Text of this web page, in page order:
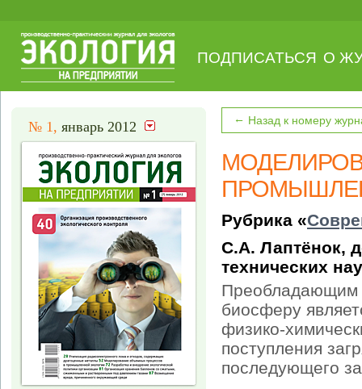
ПОДПИСАТЬСЯ О
№ 1, январь 2012 ← Назад к номеру
Рубрика «
С.А. Лаптёнок,
технических
Преобладающим
биосферу
физико-
поступления
последующего